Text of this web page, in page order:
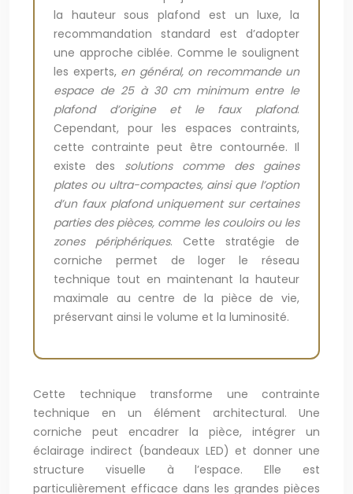
la hauteur sous plafond est un luxe, la
recommandation standard est d’adopter
une approche ciblée. Comme le soulignent
les experts, en général, on recommande un
espace de 25 à 30 cm minimum entre le
plafond d’origine et le faux plafond.
Cependant, pour les espaces contraints,
cette contrainte peut être contournée. Il
existe des solutions comme des gaines
plates ou ultra-compactes, ainsi que l’option
d’un faux plafond uniquement sur certaines
parties des pièces, comme les couloirs ou les
zones périphériques. Cette stratégie de
corniche permet de loger le réseau
technique tout en maintenant la hauteur
maximale au centre de la pièce de vie,
préservant ainsi le volume et la luminosité.
Cette technique transforme une contrainte
technique en un élément architectural. Une
corniche peut encadrer la pièce, intégrer un
éclairage indirect (bandeaux LED) et donner une
structure visuelle à l’espace. Elle est
particulièrement efficace dans les grandes pièces